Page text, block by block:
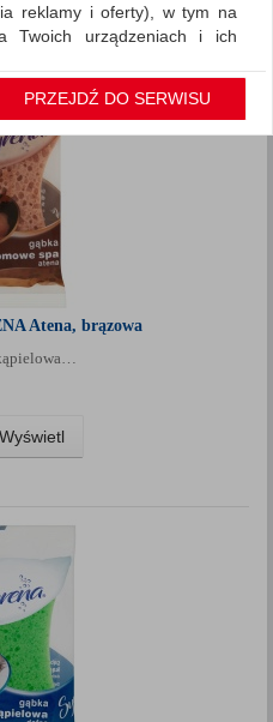
Atena, brązowa
Wyświetl
reklamy i oferty), w tym na
Twoich urządzeniach i ich
ograniczyć jej zakres, kliknij
informacje o tym jak to
także na podstronie z
od 25 maja 2018.
aby umożliwić
Państwem i związane z tym
www, a w szczególności
na Państwa email lub
jest Państwa wcześniejsza
zakładania konta.
i można ją w dowolnym
PRZEJDŹ DO SERWISU